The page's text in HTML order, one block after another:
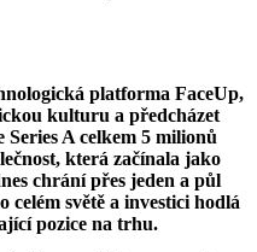
platforma FaceUp,
kulturu a předcházet
A celkem 5 milionů
která začínala jako
chrání přes jeden a půl
celém světě a investici hodlá
pozice na trhu.